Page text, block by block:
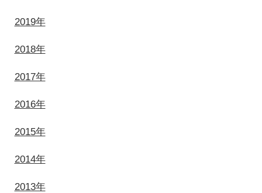
2019年
2018年
2017年
2016年
2015年
2014年
2013年